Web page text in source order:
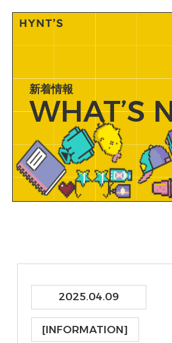
新着情報
WHAT’S
2025.04.09
[INFORMATION]